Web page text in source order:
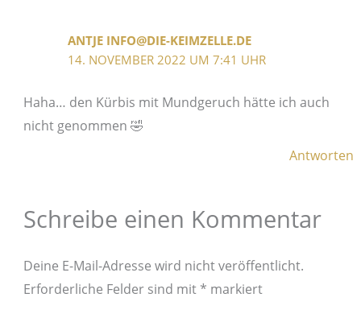
ANTJE INFO@DIE-KEIMZELLE.DE
14. NOVEMBER 2022 UM 7:41 UHR
Haha… den Kürbis mit Mundgeruch hätte ich auch
nicht genommen 🤣
Antworten
Schreibe einen Kommentar
Deine E-Mail-Adresse wird nicht veröffentlicht.
Erforderliche Felder sind mit * markiert